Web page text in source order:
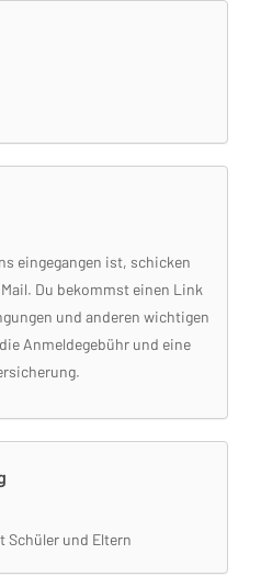
eingegangen ist, schicken
Du bekommst einen Link
und anderen wichtigen
Anmeldegebühr und eine
Schüler und Eltern